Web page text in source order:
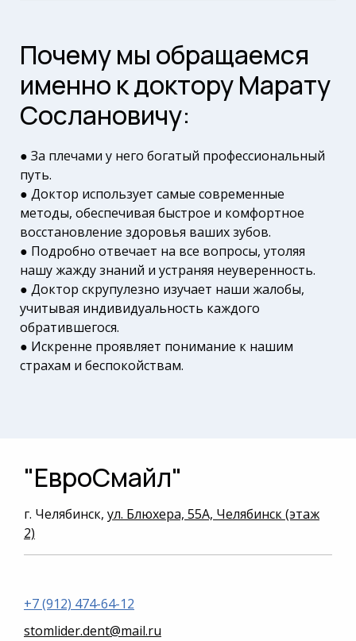
Почему мы обращаемся
именно к доктору Марату
Сослановичу:
● За плечами у него богатый профессиональный
путь.
● Доктор использует самые современные
методы, обеспечивая быстрое и комфортное
восстановление здоровья ваших зубов.
● Подробно отвечает на все вопросы, утоляя
нашу жажду знаний и устраняя неуверенность.
● Доктор скрупулезно изучает наши жалобы,
учитывая индивидуальность каждого
обратившегося.
● Искренне проявляет понимание к нашим
страхам и беспокойствам.
"ЕвроСмайл"
г. Челябинск, ул. Блюхера, 55А, Челябинск (этаж
2)
+7 (912) 474-64-12
stomlider.dent@mail.ru